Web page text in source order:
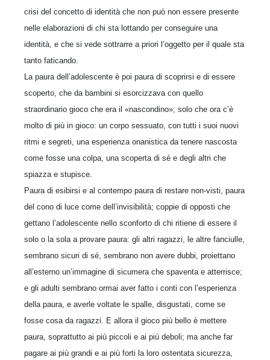
crisi del concetto di identità che non può non essere presente
nelle elaborazioni di chi sta lottando per conseguire una
identità, e che si vede sottrarre a priori l’oggetto per il quale sta
tanto faticando.
La paura dell’adolescente è poi paura di scoprirsi e di essere
scoperto, che da bambini si esorcizzava con quello
straordinario gioco che era il «nascondino»; solo che ora c’è
molto di più in gioco: un corpo sessuato, con tutti i suoi nuovi
ritmi e segreti, una esperienza onanistica da tenere nascosta
come fosse una colpa, una scoperta di sé e degli altri che
spiazza e stupisce.
Paura di esibirsi e al contempo paura di restare non-visti, paura
del cono di luce come dell’invisibilità; coppie di opposti che
gettano l’adolescente nello sconforto di chi ritiene di essere il
solo o la sola a provare paura: gli altri ragazzi, le altre fanciulle,
sembrano sicuri di sé, sembrano non avere dubbi, proiettano
all’esterno un’immagine di sicumera che spaventa e atterrisce;
e gli adulti sembrano ormai aver fatto i conti con l’esperienza
della paura, e averle voltate le spalle, disgustati, come se
fosse cosa da ragazzi. E allora il gioco più bello è mettere
paura, soprattutto ai più piccoli e ai più deboli; ma anche far
pagare ai più grandi e ai più forti la loro ostentata sicurezza,